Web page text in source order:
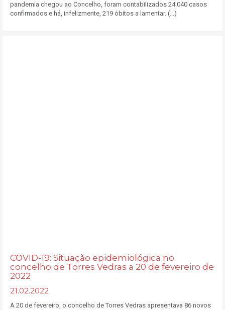
pandemia chegou ao Concelho, foram contabilizados 24.040 casos
confirmados e há, infelizmente, 219 óbitos a lamentar. (...)
COVID-19: Situação epidemiológica no
concelho de Torres Vedras a 20 de fevereiro de
2022
21.02.2022
A 20 de fevereiro, o concelho de Torres Vedras apresentava 86 novos